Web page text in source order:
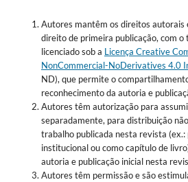
Autores mantêm os direitos autorais
direito de primeira publicação, com
licenciado sob a Licença Creative
NonCommercial-NoDerivatives 4.0
ND), que permite o
reconhecimento da autoria e
Autores têm autorização para
separadamente, para distribuição
trabalho publicada nesta revista
institucional ou como capítulo de
autoria e publicação inicial nesta
Autores têm permissão e são